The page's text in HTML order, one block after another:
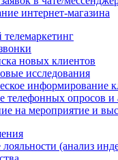
интернет-магазина
новых клиентов
исследования
информирование
телефонных опросов и
на мероприятие и
(анализ